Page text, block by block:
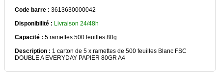
Code barre : 3613630000042
Disponibilité : Livraison 24/48h
Capacité : 5 ramettes 500 feuilles 80g
Description : 1 carton de 5 x ramettes de 500 feuilles Blanc FSC
DOUBLE A EVERYDAY PAPIER 80GR A4